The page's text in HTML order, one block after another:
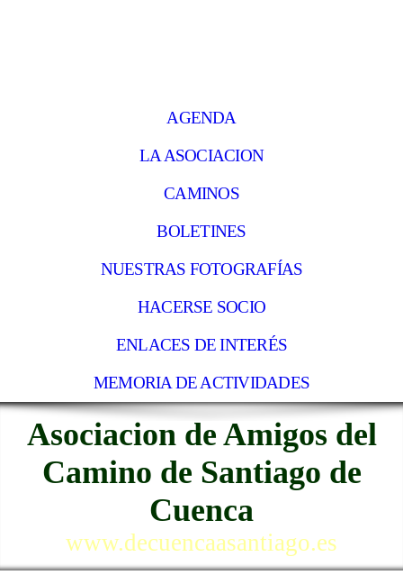
AGENDA
LA ASOCIACION
CAMINOS
BOLETINES
NUESTRAS FOTOGRAFÍAS
HACERSE SOCIO
ENLACES DE INTERÉS
MEMORIA DE ACTIVIDADES
Asociacion de Amigos del
Camino de Santiago de
Cuenca
www.decuencaasantiago.es